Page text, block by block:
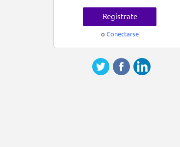
Regístrate
o Conectarse